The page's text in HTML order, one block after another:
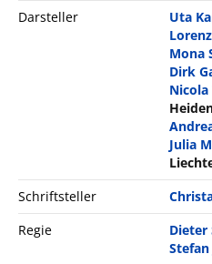
Darsteller
Uta
Mona
Dirk
Nicola
Julia
Schriftsteller
Regie
Dieter
Stefan